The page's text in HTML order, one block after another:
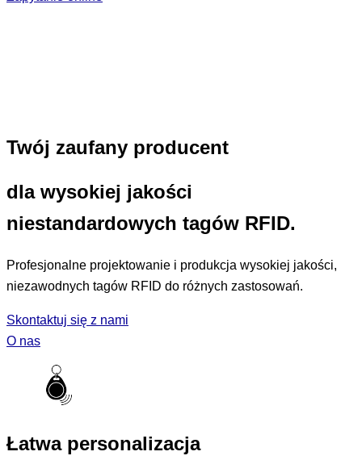
Twój zaufany producent
dla wysokiej jakości
niestandardowych tagów RFID.
Profesjonalne projektowanie i produkcja wysokiej jakości,
niezawodnych tagów RFID do różnych zastosowań.
Skontaktuj się z nami
O nas
Łatwa personalizacja